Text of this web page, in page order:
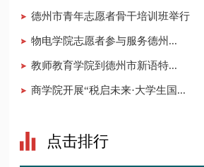
德州市青年志愿者骨干培训班举行
​物电学院志愿者参与服务德州...
​教师教育学院到德州市新语特...
商学院开展“税启未来·大学生国...
点击排行